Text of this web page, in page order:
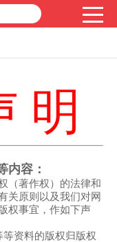
明
内容：
（著作权）的法律和
关原则以及我们对网
权事宜，作如下声
资料的版权归版权